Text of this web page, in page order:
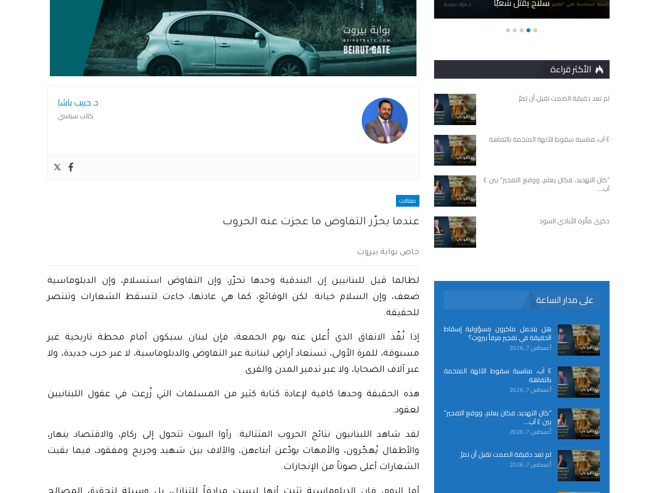
د. حبيب باشا
كاتب سياسي
مقالات
عندما يحرّر التفاوض ما عجزت عنه الحروب
خاص بوابة بيروت
لطالما قيل للبنانيين إن البندقية وحدها تحرّر، وإن التفاوض استسلام، وإن الدبلوماسية
ضعف، وإن السلام خيانة. لكن الوقائع، كما هي عادتها، جاءت لتسقط الشعارات وتنتصر
للحقيقة.
إذا نُفّذ الاتفاق الذي أُعلن عنه يوم الجمعة، فإن لبنان سيكون أمام محطة تاريخية غير
مسبوقة، للمرة الأولى، تستعاد أراضٍ لبنانية عبر التفاوض والدبلوماسية، لا عبر حرب جديدة، ولا
عبر آلاف الضحايا، ولا عبر تدمير المدن والقرى.
هذه الحقيقة وحدها كافية لإعادة كتابة كثير من المسلمات التي زُرعت في عقول اللبنانيين
لعقود.
لقد شاهد اللبنانيون نتائج الحروب المتتالية. رأوا البيوت تتحول إلى ركام، والاقتصاد ينهار،
والأطفال يُهجّرون، والأمهات يودّعن أبناءهن، والآلاف بين شهيد وجريح ومفقود، فيما بقيت
الشعارات أعلى صوتاً من الإنجازات.
الأكثر قراءة
لم تعد دقيقة الصمت تقبل أن تمرّ
٤ آب، مناسبة سقوط الآلهة المتخمة بالتفاهة
“كان التهديد، فكان يعلم، ووقع التفجير” بين ٤
آب…
ذكرى مأثرة الأيادي السود
على مدار الساعة
هل يتحمل ماكرون مسؤولية إسقاط
الحقيقة في تفجير مرفأ بيروت؟
أغسطس 7, 2026
٤ آب، مناسبة سقوط الآلهة المتخمة
بالتفاهة
أغسطس 7, 2026
“كان التهديد، فكان يعلم، ووقع التفجير”
بين ٤ آب…
أغسطس 7, 2026
لم تعد دقيقة الصمت تقبل أن تمرّ
أغسطس 7, 2026